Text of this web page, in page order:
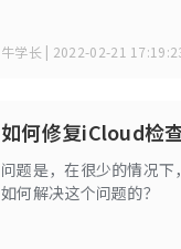
牛学长 | 2022-02-21
如何修复iCloud检
问题是，在很少的情况
如何解决这个问题的？